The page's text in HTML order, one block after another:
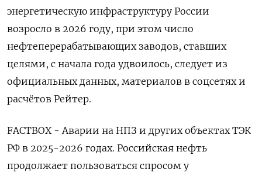
энергетическую инфраструктуру ​России
возросло в 2026 году, ⁠при этом число
нефтеперерабатывающих заводов, ставших
целями, с начала года удвоилось, следует из
официальных данных, материалов в соцсетях и
расчётов Рейтер.
FACTBOX - Аварии на НПЗ ‌и других объектах ТЭК
РФ в 2025-2026 годах. Российская нефть
продолжает пользоваться спросом у